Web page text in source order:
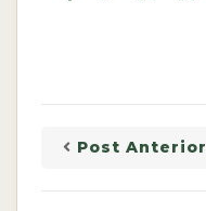
Post Anterior